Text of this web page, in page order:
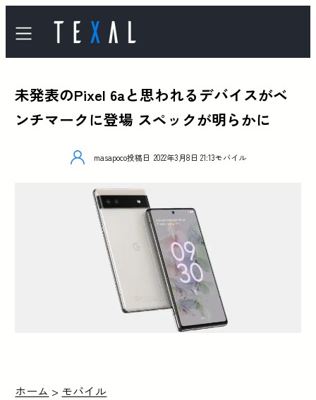
未発表のPixel 6aと思われるデバイスがベ
ンチマークに登場 スペックが明らかに
masapoco投稿日 2022年3月8日 21:13モバイル
ホーム > モバイル